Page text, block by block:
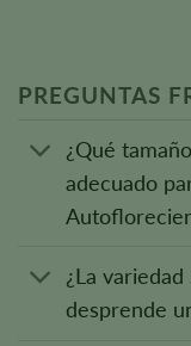
PREGUNTAS
¿Qué
adecuado
¿La
desprende